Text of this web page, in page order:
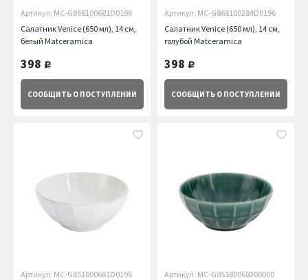
Артикул: MC-G868100681D0196
Салатник Venice (650 мл), 14 см,
белый Matceramica
398 руб.
СООБЩИТЬ О ПОСТУПЛЕНИИ
Артикул: MC-G868100284D0196
Салатник Venice (650 мл), 14 см,
голубой Matceramica
398 руб.
СООБЩИТЬ О ПОСТУПЛЕНИИ
Артикул: MC-G851800681D0196
Артикул: MC-G85180068200000